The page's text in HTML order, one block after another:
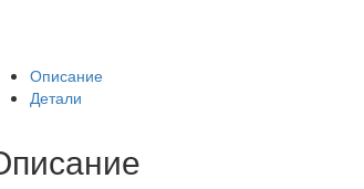
Описание
Детали